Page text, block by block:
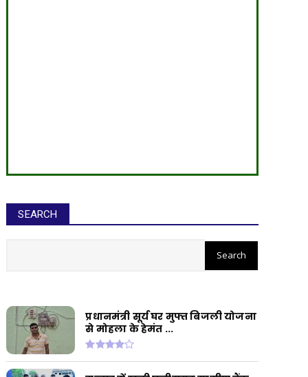
SEARCH
सीईओ ने घोटाले कर बनाई करोड़ों की
प्रधानमंत्री सूर्य घर मुफ्त बिजली योजना
से मोहला के हेमंत ...